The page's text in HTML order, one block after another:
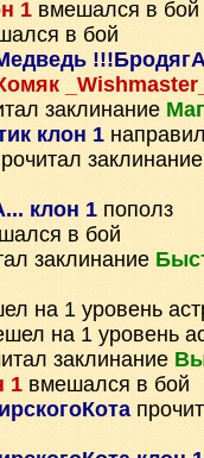
1 вмешался в бой
в бой
заклинание
клон 1
клон 1 пополз
в бой
заклинание
на 1 уровень
на 1 уровень
заклинание
1 вмешался в бой